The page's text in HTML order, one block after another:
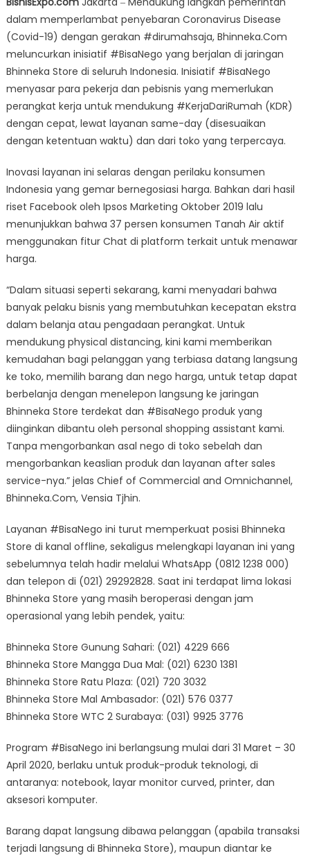
Store
Luncurkan
#BisaNego
Lewat
Telepon
dan
Chat
dalam memperlambat penyebaran Coronavirus Disease
(Covid-19) dengan gerakan #dirumahsaja, Bhinneka.Com
meluncurkan inisiatif #BisaNego yang berjalan di jaringan
Bhinneka Store di seluruh Indonesia. Inisiatif #BisaNego
menyasar para pekerja dan pebisnis yang memerlukan
perangkat kerja untuk mendukung #KerjaDariRumah (KDR)
dengan cepat, lewat layanan same-day (disesuaikan
dengan ketentuan waktu) dan dari toko yang terpercaya.
Inovasi layanan ini selaras dengan perilaku konsumen
Indonesia yang gemar bernegosiasi harga. Bahkan dari hasil
riset Facebook oleh Ipsos Marketing Oktober 2019 lalu
menunjukkan bahwa 37 persen konsumen Tanah Air aktif
menggunakan fitur Chat di platform terkait untuk menawar
harga.
“Dalam situasi seperti sekarang, kami menyadari bahwa
banyak pelaku bisnis yang membutuhkan kecepatan ekstra
dalam belanja atau pengadaan perangkat. Untuk
mendukung physical distancing, kini kami memberikan
kemudahan bagi pelanggan yang terbiasa datang langsung
ke toko, memilih barang dan nego harga, untuk tetap dapat
berbelanja dengan menelepon langsung ke jaringan
Bhinneka Store terdekat dan #BisaNego produk yang
diinginkan dibantu oleh personal shopping assistant kami.
Tanpa mengorbankan asal nego di toko sebelah dan
mengorbankan keaslian produk dan layanan after sales
service-nya.” jelas Chief of Commercial and Omnichannel,
Bhinneka.Com, Vensia Tjhin.
Layanan #BisaNego ini turut memperkuat posisi Bhinneka
Store di kanal offline, sekaligus melengkapi layanan ini yang
sebelumnya telah hadir melalui WhatsApp (0812 1238 000)
dan telepon di (021) 29292828. Saat ini terdapat lima lokasi
Bhinneka Store yang masih beroperasi dengan jam
operasional yang lebih pendek, yaitu:
Bhinneka Store Gunung Sahari: (021) 4229 666
Bhinneka Store Mangga Dua Mal: (021) 6230 1381
Bhinneka Store Ratu Plaza: (021) 720 3032
Bhinneka Store Mal Ambasador: (021) 576 0377
Bhinneka Store WTC 2 Surabaya: (031) 9925 3776
Program #BisaNego ini berlangsung mulai dari 31 Maret – 30
April 2020, berlaku untuk produk-produk teknologi, di
antaranya: notebook, layar monitor curved, printer, dan
aksesori komputer.
Barang dapat langsung dibawa pelanggan (apabila transaksi
terjadi langsung di Bhinneka Store), maupun diantar ke